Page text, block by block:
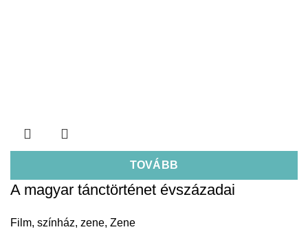
TOVÁBB
A magyar tánctörténet évszázadai
Film, színház, zene, Zene